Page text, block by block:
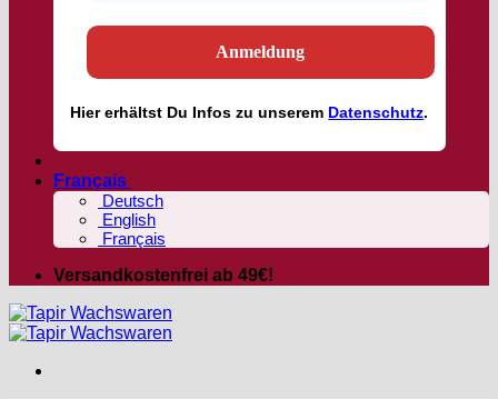
Hiererhältst Du Infos zu unserem Datenschutz.
Français
Deutsch
English
Français
Versandkostenfrei ab 49€!